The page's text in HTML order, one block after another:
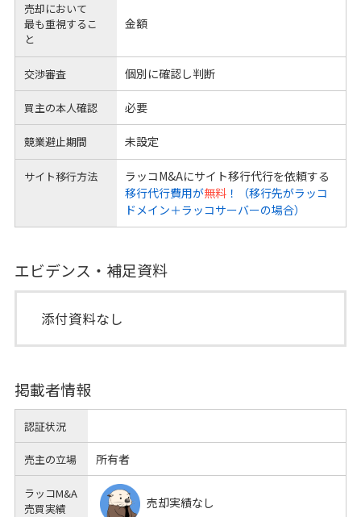
売却において
最も重視するこ
と
金額
交渉審査 個別に確認し判断
買主の本人確認 必要
競業避止期間 未設定
サイト移行方法
ラッコM&Aにサイト移行代行を依頼する
移行代行費用が無料！（移行先がラッコ
ドメイン＋ラッコサーバーの場合）
エビデンス・補足資料
添付資料なし
掲載者情報
認証状況
売主の立場 所有者
ラッコM&A
売買実績
売却実績なし